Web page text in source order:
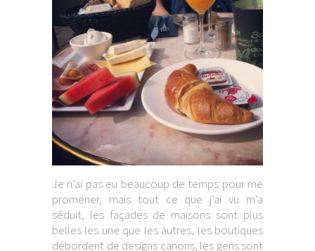
Je n’ai pas eu beaucoup de temps pour me
promener, mais tout ce que j’ai vu m’a
séduit, les façades de maisons sont plus
belles les une que les autres, les boutiques
débordent de designs canons, les gens sont